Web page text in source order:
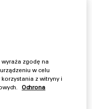
zgodę na
w celu
z witryny i
Ochrona